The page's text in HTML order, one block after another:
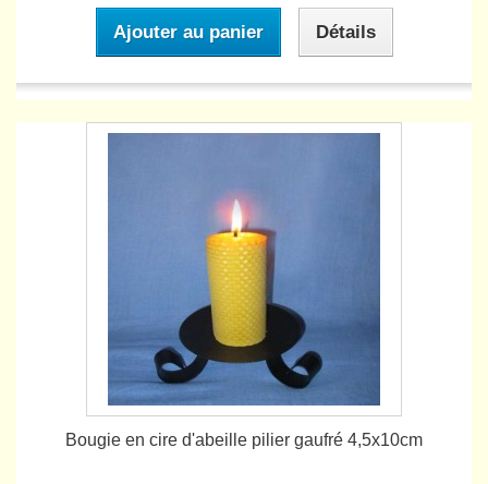
Ajouter au panier Détails
Bougie en cire d'abeille pilier gaufré 4,5x10cm